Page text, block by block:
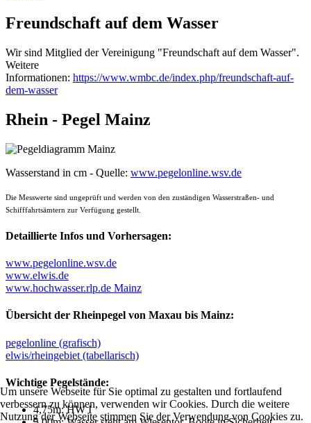
Freundschaft auf dem Wasser
Wir sind Mitglied der Vereinigung "Freundschaft auf dem Wasser".
Weitere
Informationen: https://www.wmbc.de/index.php/freundschaft-auf-
dem-wasser
Rhein - Pegel Mainz
Wasserstand in cm - Quelle: www.pegelonline.wsv.de
Die Messwerte sind ungeprüft und werden von den zuständigen Wasserstraßen- und
Schifffahrtsämtern zur Verfügung gestellt.
Detaillierte Infos und Vorhersagen:
www.pegelonline.wsv.de
www.elwis.de
www.hochwasser.rlp.de Mainz
Übersicht der Rheinpegel von Maxau bis Mainz:
pegelonline (grafisch)
elwis/rheingebiet (tabellarisch)
Wichtige Pegelstände:
4,75m: HW I
Um unsere Webseite für Sie optimal zu gestalten und fortlaufend
verbessern zu können, verwenden wir Cookies. Durch die weitere
Nutzung der Webseite stimmen Sie der Verwendung von Cookies zu.